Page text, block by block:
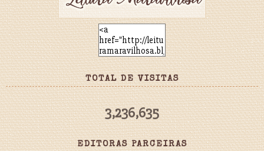
TOTAL DE VISITAS
3,236,635
EDITORAS PARCEIRAS